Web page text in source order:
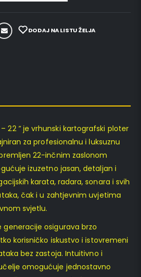
DODAJ NA LISTU ŽELJA
– 22 ” je vrhunski kartografski ploter
za profesionalnu i luksuznu
22-inčnim zaslonom
izuzetno jasan, detaljan i
karata, radara, sonara i svih
čak i u zahtjevnim uvjetima
svjetlu.
generacije osigurava brzo
korisničko iskustvo i istovremeni
bez zastoja. Intuitivno i
omogućuje jednostavno